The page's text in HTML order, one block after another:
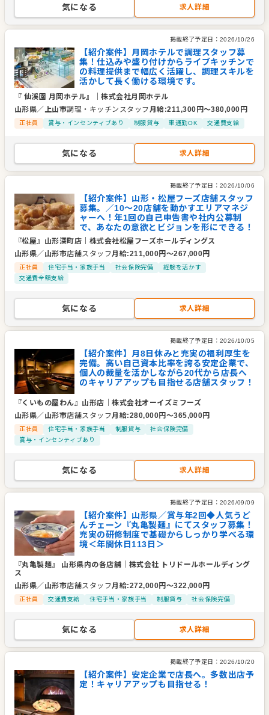
気になる 求人詳細
掲載終了予定日： 2026/10/26
【紹介案件】月岡ホテルで調理スタッフ募
集！仕込みや盛り付けからライブキッチンで
の料理提供まで幅広く活躍し、調理スキルを
活かして長く働ける環境です。
『 仙渓園 月岡ホテル』 ｜株式会社月岡ホテル
山形県／上山市調理・キッチンスタッフ月給:211,300 円〜380,000 円
正社員 賞与・インセンティブあり 制服貸与 車通勤OK 交通費支給
気になる 求人詳細
掲載終了予定日： 2026/10/06
【紹介案件】山形・松屋フーズ店舗スタッフ
募集。／10〜20店舗を動かすエリアマネジ
ャーへ！年1回の自己申告書や社内公募制
で、あなたの意欲とビジョンを形にできる！
『松屋』山形深町店
株式会社松屋フーズホールディングス
山形県／山形市店舗スタッフ月給:211,000円〜267,000円
正社員 住宅手当・家族手当 社会保険完備
経験を活かす
交通費全額支給
気になる 求人詳細
掲載終了予定日： 2026/10/05
【紹介案件】月8日休みと充実の福利厚生を
完備。高い自己資本比率を誇る安定企業で、
個人の裁量を活かしながら20代から店長へ
のキャリアアップも目指せる店舗スタッフ！
『くいもの屋わん』山形店 ｜株式会社オーイズミフーズ
山形県／山形市店舗スタッフ月給:280,000円〜365,000円
正社員 住宅手当・家族手当 制服貸与
社会保険完備
賞与・インセンティブあり
気になる 求人詳細
掲載終了予定日： 2026/09/09
【紹介案件】山形県／賞与年2回◆人気うど
んチェーン『丸亀製麺』にてスタッフ募集！
充実の研修制度で基礎からしっかり学べる環
境＜年間休日113日＞
『丸亀製麺』 山形県内の各店舗
株式会社 トリドールホールディング
ス
山形県／山形市店舗スタッフ月給:272,000円〜322,000円
正社員 交通費支給 住宅手当・家族手当 制服貸与 社会保険完備
気になる 求人詳細
掲載終了予定日： 2026/10/20
【紹介案件】安定企業で店長へ。多数出店予
定！キャリアアップも目指せる！